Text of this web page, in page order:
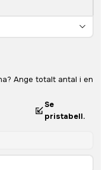
Ange totalt antal i en
Se
pristabell.